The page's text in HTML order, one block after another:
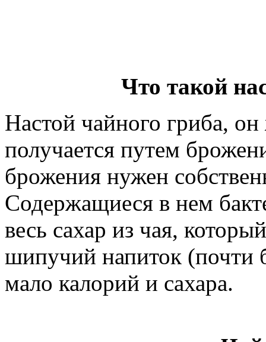
Что такой
Настой чайного гриба,
получается путем
брожения нужен
Содержащиеся в нем
весь сахар из чая,
шипучий напиток (почти
мало калорий и сахара.